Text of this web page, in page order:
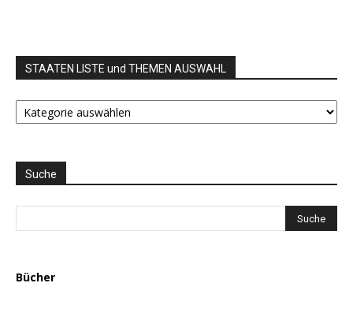
STAATEN LISTE und THEMEN AUSWAHL
STAATEN
LISTE
AUSWAHL
Suche
Bücher